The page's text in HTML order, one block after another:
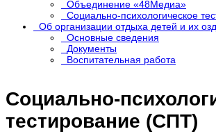
Объединение «48Медиа»
Социально-психологическое
Об организации отдыха детей и их
Основные сведения
Документы
Воспитательная работа
Социально-
тестирование (СПТ)